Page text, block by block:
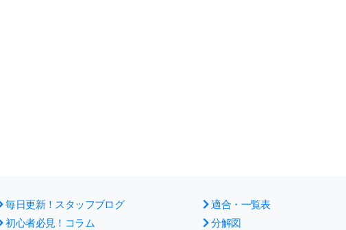
毎日更新！スタッフブログ
初心者必見！コラム
適合・一覧表
分解図